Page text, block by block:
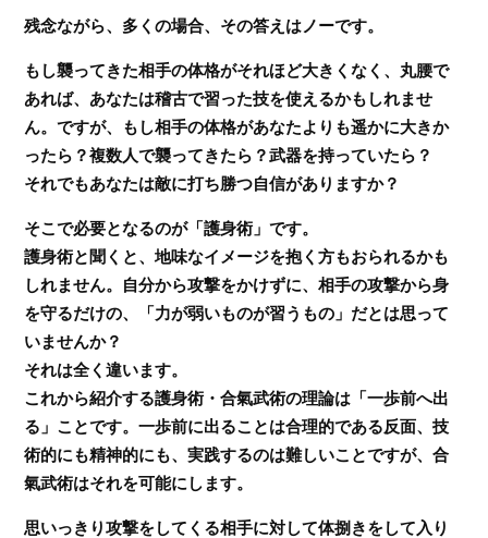
残念ながら、多くの場合、その答えはノーです。
もし襲ってきた相手の体格がそれほど大きくなく、丸腰で
あれば、あなたは稽古で習った技を使えるかもしれませ
ん。ですが、もし相手の体格があなたよりも遥かに大きか
ったら？複数人で襲ってきたら？武器を持っていたら？
それでもあなたは敵に打ち勝つ自信がありますか？
そこで必要となるのが「護身術」です。
護身術と聞くと、地味なイメージを抱く方もおられるかも
しれません。自分から攻撃をかけずに、相手の攻撃から身
を守るだけの、「力が弱いものが習うもの」だとは思って
いませんか？
それは全く違います。
これから紹介する護身術・合氣武術の理論は「一歩前へ出
る」ことです。一歩前に出ることは合理的である反面、技
術的にも精神的にも、実践するのは難しいことですが、合
氣武術はそれを可能にします。
思いっきり攻撃をしてくる相手に対して体捌きをして入り